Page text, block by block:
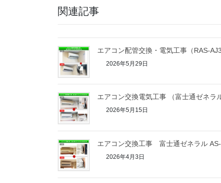
関連記事
エアコン配管交換・電気工事（RAS-
2026年5月29日
エアコン交換電気工事 （富士通ゼネラ
2026年5月15日
エアコン交換工事 富士通ゼネラル
2026年4月3日